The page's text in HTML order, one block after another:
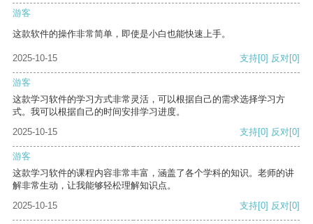
游客
这款软件的操作非常简单，即使是小白也能快速上手。
2025-10-15 支持[0] 反对[0]
游客
这款学习软件的学习方式非常灵活，可以根据自己的需求选择学习方
式。我可以根据自己的时间安排学习进度。
2025-10-15
支持[0] 反对[0]
游客
这款学习软件的课程内容非常丰富，涵盖了各个学科的知识。老师的讲
解非常生动，让我能够轻松理解知识点。
2025-10-15
支持[0] 反对[0]